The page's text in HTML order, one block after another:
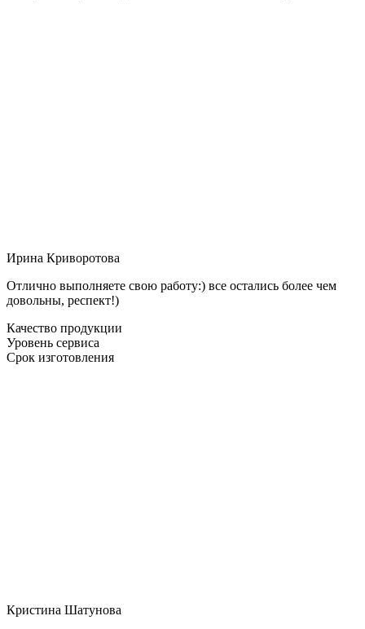
Ирина Криворотова
Отлично выполняете свою работу:) все остались более чем
довольны, респект!)
Качество продукции
Уровень сервиса
Срок изготовления
Кристина Шатунова